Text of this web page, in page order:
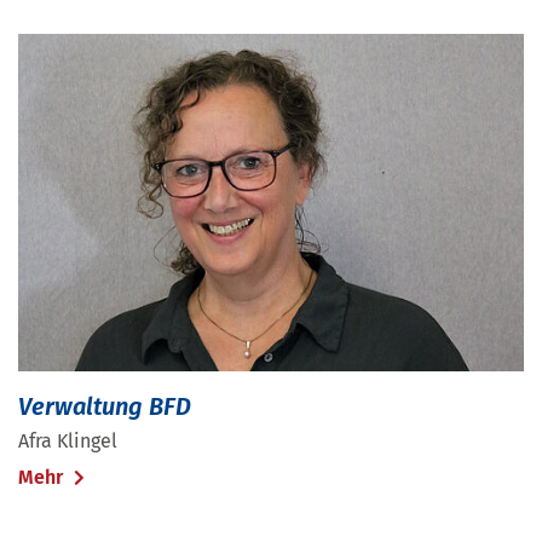
Verwaltung BFD
Afra Klingel
Mehr